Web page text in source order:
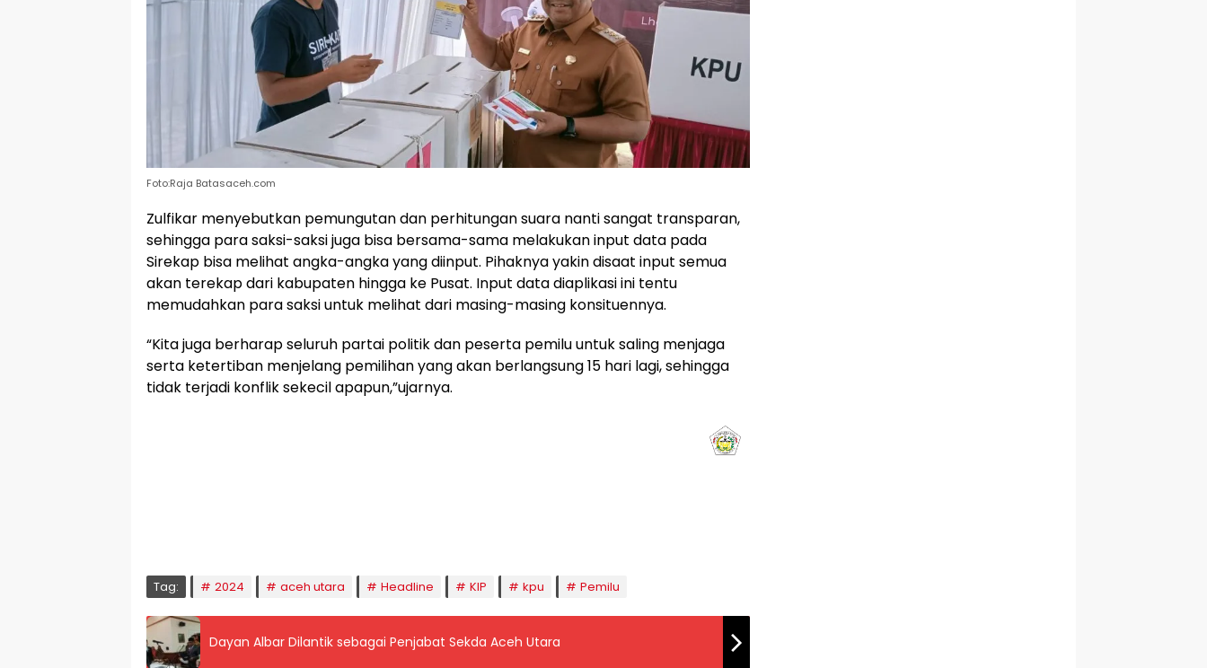
Foto:Raja Batasaceh.com
Zulfikar menyebutkan pemungutan dan perhitungan suara nanti sangat transparan,
sehingga para saksi-saksi juga bisa bersama-sama melakukan input data pada
Sirekap bisa melihat angka-angka yang diinput. Pihaknya yakin disaat input semua
akan terekap dari kabupaten hingga ke Pusat. Input data diaplikasi ini tentu
memudahkan para saksi untuk melihat dari masing-masing konsituennya.
“Kita juga berharap seluruh partai politik dan peserta pemilu untuk saling menjaga
serta ketertiban menjelang pemilihan yang akan berlangsung 15 hari lagi, sehingga
tidak terjadi konflik sekecil apapun,”ujarnya.
Tag: 2024 aceh utara Headline KIP kpu Pemilu
Dayan Albar Dilantik sebagai Penjabat Sekda Aceh Utara